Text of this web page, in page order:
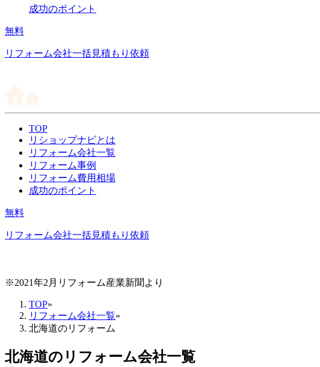
成功のポイント
無料
リフォーム会社一括見積もり依頼
TOP
リショップナビとは
リフォーム会社一覧
リフォーム事例
リフォーム費用相場
成功のポイント
無料
リフォーム会社一括見積もり依頼
※2021年2月リフォーム産業新聞より
TOP»
リフォーム会社一覧»
北海道のリフォーム
北海道のリフォーム会社一覧